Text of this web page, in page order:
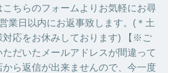
こちらのフォームよりお気軽にお尋
業日以内にお返事致します。(＊土
対応をお休みしております) 【※ご
だいたメールアドレスが間違って
から返信が出来ませんので、今一度